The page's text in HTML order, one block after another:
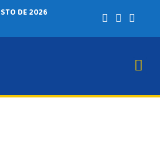
DE 2026